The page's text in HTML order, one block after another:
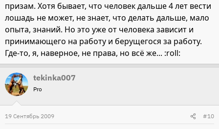
призам. Хотя бывает, что человек дальше 4 лет вести
лошадь не может, не знает, что делать дальше, мало
опыта, знаний. Но это уже от человека зависит и
принимающего на работу и берущегося за работу.
Где-то, я, наверное, не права, но всё же... :roll:
tekinka007
Pro
19 Сентябрь 2009 #10